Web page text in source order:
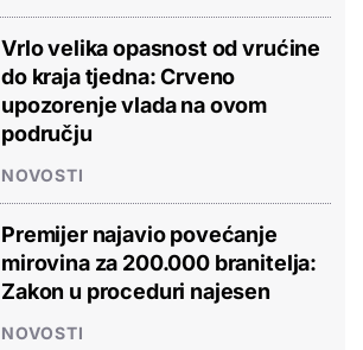
Vrlo velika opasnost od vrućine
do kraja tjedna: Crveno
upozorenje vlada na ovom
području
NOVOSTI
Premijer najavio povećanje
mirovina za 200.000 branitelja:
Zakon u proceduri najesen
NOVOSTI